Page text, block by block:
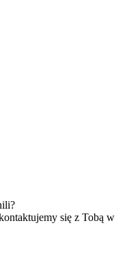
się z Tobą w